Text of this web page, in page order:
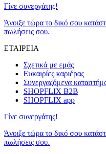
Γίνε συνεργάτης!
Άνοιξε τώρα το δικό σου
πωλήσεις σου.
ΕΤΑΙΡΕΙΑ
Σχετικά με εμάς
Ευκαιρίες καριέρας
Συνεργαζόμενα
SHOPFLIX B2B
SHOPFLIX app
Γίνε συνεργάτης!
Άνοιξε τώρα το δικό σου
πωλήσεις σου.